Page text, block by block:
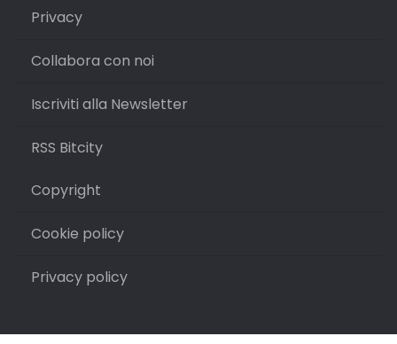
Privacy
Collabora con noi
Iscriviti alla Newsletter
RSS Bitcity
Copyright
Cookie policy
Privacy policy